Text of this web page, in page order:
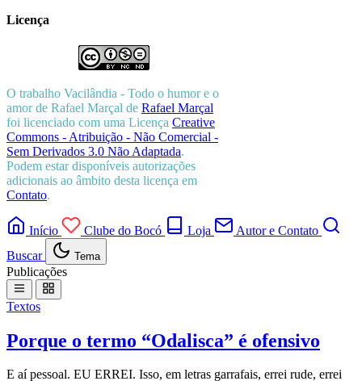
Licença
O trabalho Vacilândia - Todo o humor e o
amor de Rafael Marçal de Rafael Marçal
foi licenciado com uma Licença Creative
Commons - Atribuição - Não Comercial -
Sem Derivados 3.0 Não Adaptada.
Podem estar disponíveis autorizações
adicionais ao âmbito desta licença em
Contato.
Início Clube do Bocó Loja
Autor e Contato
Buscar
Tema
Publicações
Textos
Porque o termo “Odalisca” é ofensivo
E aí pessoal. EU ERREI. Isso, em letras garrafais, errei rude, errei